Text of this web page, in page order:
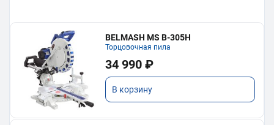
BELMASH MS B-305H
Торцовочная пила
34 990 ₽
В корзину